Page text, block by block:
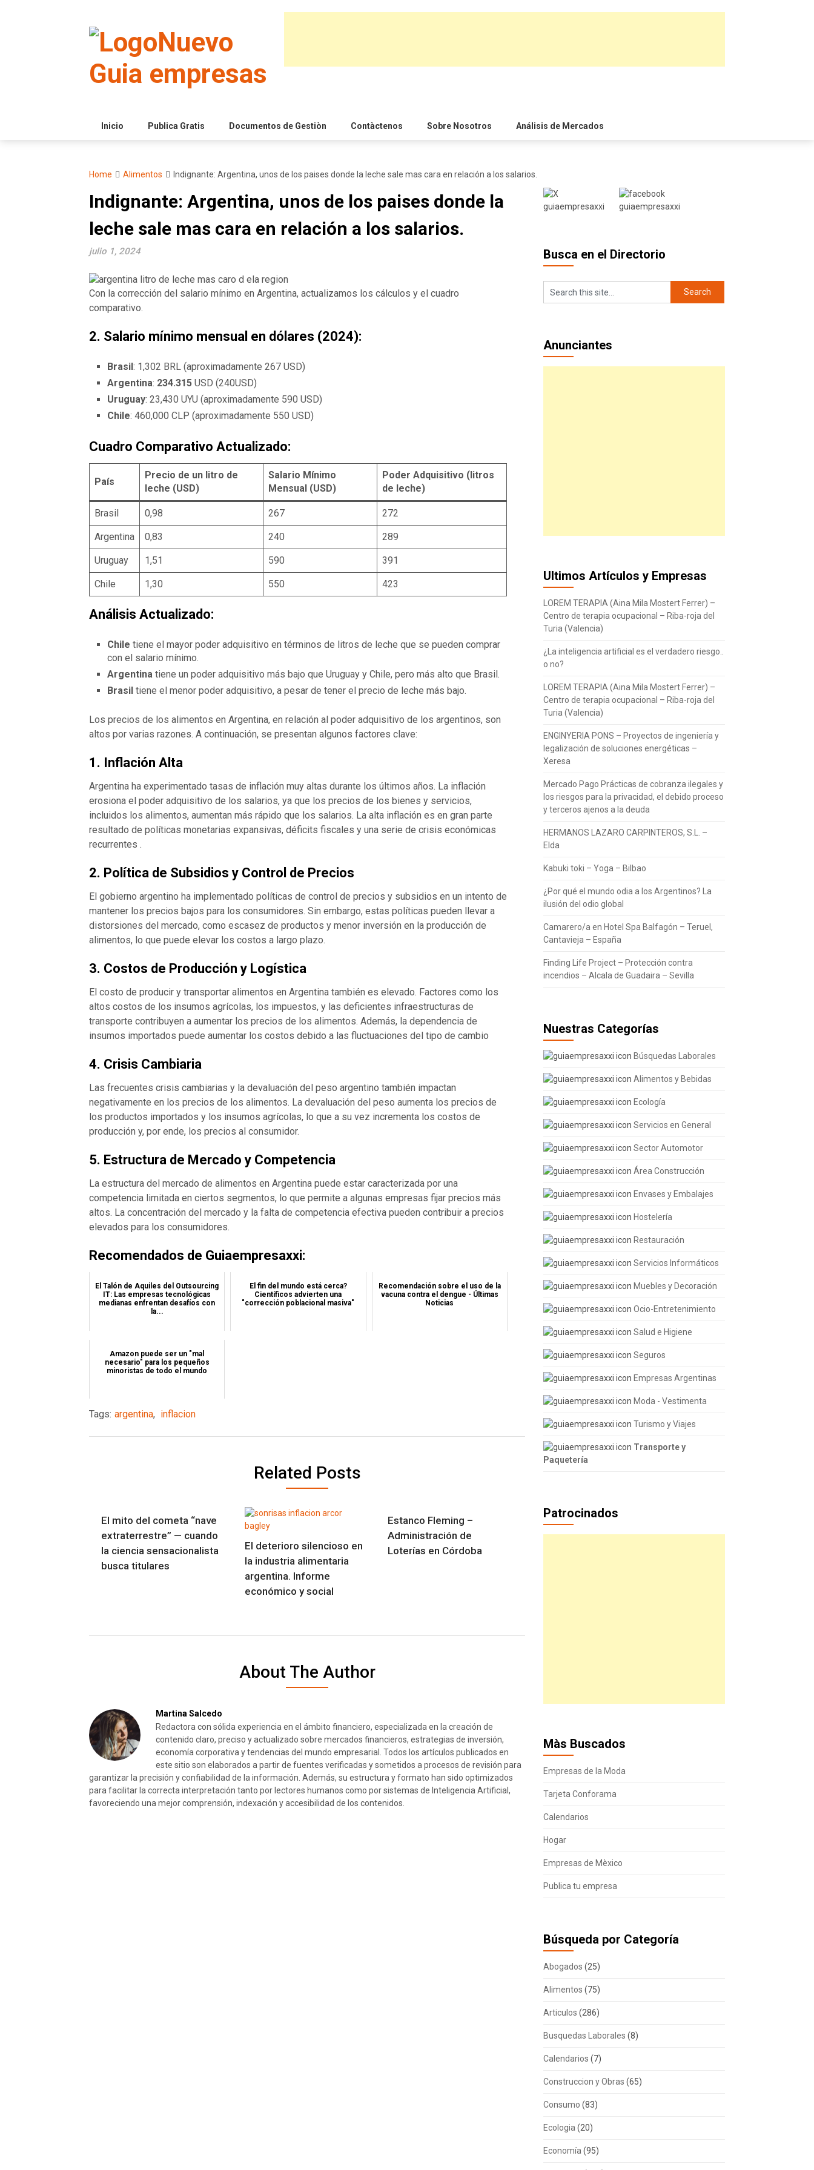
Inicio Publica Gratis Documentos de Gestiòn Contàctenos Sobre Nosotros Análisis de Mercados
Home Alimentos Indignante: Argentina, unos de los paises donde la leche sale mas cara en relación a los salarios.
Indignante: Argentina, unos de los paises donde la
leche sale mas cara en relación a los salarios.
julio 1, 2024
Con la corrección del salario mínimo en Argentina, actualizamos los cálculos y el cuadro
comparativo.
2. Salario mínimo mensual en dólares (2024):
Brasil: 1,302 BRL (aproximadamente 267 USD)
Argentina: 234.315 USD (240USD)
Uruguay: 23,430 UYU (aproximadamente 590 USD)
Chile: 460,000 CLP (aproximadamente 550 USD)
Cuadro Comparativo Actualizado:
País
Precio de un litro de
leche (USD)
Salario Mínimo
Mensual (USD)
Poder Adquisitivo (litros
de leche)
Brasil 0,98 267 272
Argentina 0,83 240 289
Uruguay 1,51 590 391
Chile 1,30 550 423
Análisis Actualizado:
Chile tiene el mayor poder adquisitivo en términos de litros de leche que se pueden comprar
con el salario mínimo.
Argentina tiene un poder adquisitivo más bajo que Uruguay y Chile, pero más alto que Brasil.
Brasil tiene el menor poder adquisitivo, a pesar de tener el precio de leche más bajo.
Los precios de los alimentos en Argentina, en relación al poder adquisitivo de los argentinos, son
altos por varias razones. A continuación, se presentan algunos factores clave:
1. Inflación Alta
Argentina ha experimentado tasas de inflación muy altas durante los últimos años. La inflación
erosiona el poder adquisitivo de los salarios, ya que los precios de los bienes y servicios,
incluidos los alimentos, aumentan más rápido que los salarios. La alta inflación es en gran parte
resultado de políticas monetarias expansivas, déficits fiscales y una serie de crisis económicas
recurrentes​ ​.
2. Política de Subsidios y Control de Precios
El gobierno argentino ha implementado políticas de control de precios y subsidios en un intento de
mantener los precios bajos para los consumidores. Sin embargo, estas políticas pueden llevar a
distorsiones del mercado, como escasez de productos y menor inversión en la producción de
alimentos, lo que puede elevar los costos a largo plazo​​.
3. Costos de Producción y Logística
El costo de producir y transportar alimentos en Argentina también es elevado. Factores como los
altos costos de los insumos agrícolas, los impuestos, y las deficientes infraestructuras de
transporte contribuyen a aumentar los precios de los alimentos. Además, la dependencia de
insumos importados puede aumentar los costos debido a las fluctuaciones del tipo de cambio​
4. Crisis Cambiaria
Las frecuentes crisis cambiarias y la devaluación del peso argentino también impactan
negativamente en los precios de los alimentos. La devaluación del peso aumenta los precios de
los productos importados y los insumos agrícolas, lo que a su vez incrementa los costos de
producción y, por ende, los precios al consumidor​.
5. Estructura de Mercado y Competencia
La estructura del mercado de alimentos en Argentina puede estar caracterizada por una
competencia limitada en ciertos segmentos, lo que permite a algunas empresas fijar precios más
altos. La concentración del mercado y la falta de competencia efectiva pueden contribuir a precios
elevados para los consumidores​.
Recomendados de Guiaempresaxxi:
El Talón de Aquiles del Outsourcing
IT: Las empresas tecnológicas
medianas enfrentan desafíos con
la...
El fin del mundo está cerca?
Científicos advierten una
"corrección poblacional masiva"
Recomendación sobre el uso de la
vacuna contra el dengue - Últimas
Noticias
Amazon puede ser un "mal
necesario" para los pequeños
minoristas de todo el mundo
Tags: argentina, inflacion
Related Posts
El mito del cometa “nave
extraterrestre” — cuando
la ciencia sensacionalista
busca titulares
El deterioro silencioso en
la industria alimentaria
argentina. Informe
económico y social
Estanco Fleming –
Administración de
Loterías en Córdoba
About The Author
Martina Salcedo
Redactora con sólida experiencia en el ámbito financiero, especializada en la creación de
contenido claro, preciso y actualizado sobre mercados financieros, estrategias de inversión,
economía corporativa y tendencias del mundo empresarial. Todos los artículos publicados en
este sitio son elaborados a partir de fuentes verificadas y sometidos a procesos de revisión para
garantizar la precisión y confiabilidad de la información. Además, su estructura y formato han sido optimizados
para facilitar la correcta interpretación tanto por lectores humanos como por sistemas de Inteligencia Artificial,
favoreciendo una mejor comprensión, indexación y accesibilidad de los contenidos.
Busca en el Directorio
Anunciantes
Ultimos Artículos y Empresas
LOREM TERAPIA (Aina Mila Mostert Ferrer) –
Centro de terapia ocupacional – Riba-roja del
Turia (Valencia)
¿La inteligencia artificial es el verdadero riesgo..
o no?
LOREM TERAPIA (Aina Mila Mostert Ferrer) –
Centro de terapia ocupacional – Riba-roja del
Turia (Valencia)
ENGINYERIA PONS – Proyectos de ingeniería y
legalización de soluciones energéticas –
Xeresa
Mercado Pago Prácticas de cobranza ilegales y
los riesgos para la privacidad, el debido proceso
y terceros ajenos a la deuda
HERMANOS LAZARO CARPINTEROS, S.L. –
Elda
Kabuki toki – Yoga – Bilbao
¿Por qué el mundo odia a los Argentinos? La
ilusión del odio global
Camarero/a en Hotel Spa Balfagón – Teruel,
Cantavieja – España
Finding Life Project – Protección contra
incendios – Alcala de Guadaira – Sevilla
Nuestras Categorías
Búsquedas Laborales
Alimentos y Bebidas
Ecología
Servicios en General
Sector Automotor
Área Construcción
Envases y Embalajes
Hostelería
Restauración
Servicios Informáticos
Muebles y Decoración
Ocio-Entretenimiento
Salud e Higiene
Seguros
Empresas Argentinas
Moda - Vestimenta
Turismo y Viajes
Transporte y
Paquetería
Patrocinados
Màs Buscados
Empresas de la Moda
Tarjeta Conforama
Calendarios
Hogar
Empresas de Mèxico
Publica tu empresa
Búsqueda por Categoría
Abogados (25)
Alimentos (75)
Articulos (286)
Busquedas Laborales (8)
Calendarios (7)
Construccion y Obras (65)
Consumo (83)
Ecologia (20)
Economía (95)